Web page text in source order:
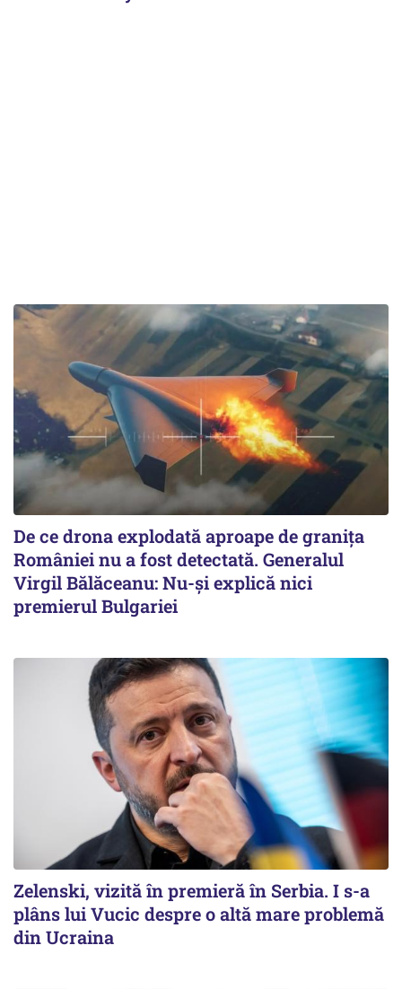
De ce drona explodată aproape de granița
României nu a fost detectată. Generalul
Virgil Bălăceanu: Nu-și explică nici
premierul Bulgariei
Zelenski, vizită în premieră în Serbia. I s-a
plâns lui Vucic despre o altă mare problemă
din Ucraina